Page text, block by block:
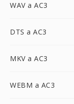
WAV a AC3
DTS a AC3
MKV a AC3
WEBM a AC3